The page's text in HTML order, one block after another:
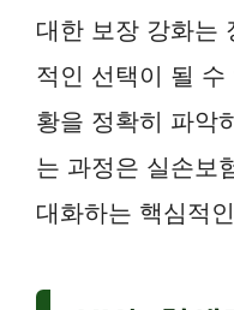
대한 보장 강화는
적인 선택이 될 수
황을 정확히 파악
는 과정은 실손보
대화하는 핵심적